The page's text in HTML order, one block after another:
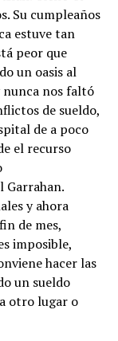
Su cumpleaños
estuve tan
peor que
un oasis al
nunca nos faltó
de sueldo,
de a poco
el recurso
y ahora
de mes,
imposible,
hacer las
un sueldo
otro lugar o